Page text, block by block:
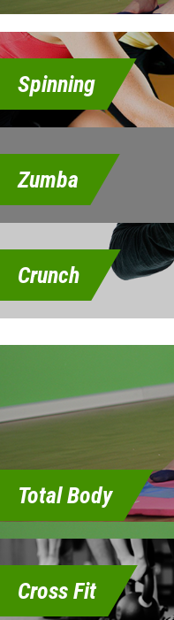
Spinning
Zumba
Crunch
Total Body
Cross Fit